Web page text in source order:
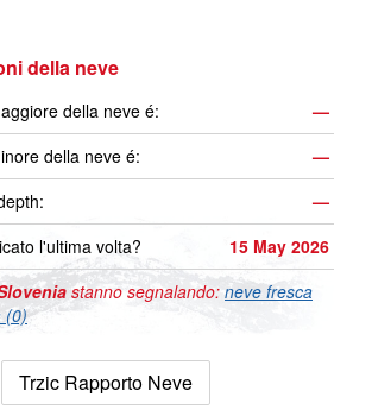
della neve
della neve é:
—
della neve é:
—
—
l'ultima volta?
15 May 2026
stanno segnalando: neve fresca
(0)
Trzic Rapporto Neve